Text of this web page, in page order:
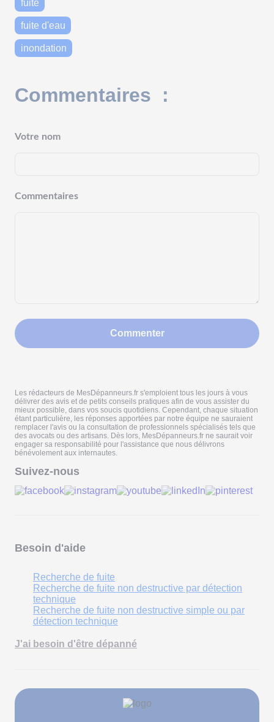
fuite
fuite d'eau
inondation
Commentaires :
Votre nom
Commentaires
Commenter
Les rédacteurs de MesDépanneurs.fr s'emploient tous les jours à vous
délivrer des avis et de petits conseils pratiques afin de vous assister du
mieux possible, dans vos soucis quotidiens. Cependant, chaque situation
étant particulière, les réponses apportées par notre équipe ne sauraient
remplacer l'avis ou la consultation de professionnels spécialisés tels que
des avocats ou des artisans. Dès lors, MesDépanneurs.fr ne saurait voir
engager sa responsabilité pour l'assistance que nous délivrons
bénévolement aux internautes.
Suivez-nous
Besoin d'aide
Recherche de fuite
Recherche de fuite non destructive par détection
technique
Recherche de fuite non destructive simple ou par
détection technique
J'ai besoin d'être dépanné